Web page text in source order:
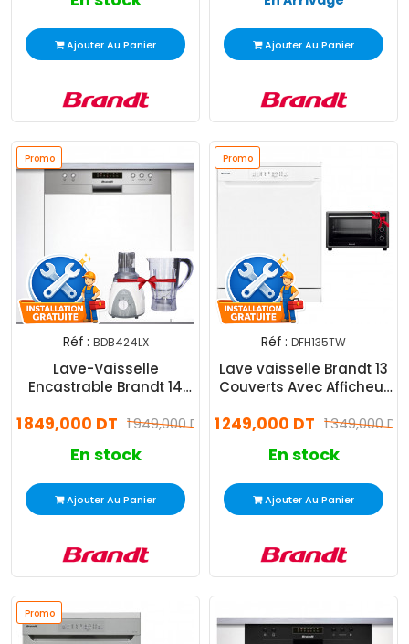
Ajouter Au Panier Ajouter Au Panier
Promo
Réf : BDB424LX
Lave-Vaisselle
Encastrable Brandt 14
(BDB424LX)1 949,000 DT
1 849,000 DT
En stock
Ajouter Au Panier
Promo
Réf : DFH135TW
Lave vaisselle Brandt 13
Couverts Avec Afficheur
1 349,000 DT
1 249,000 DT
En stock
Ajouter Au Panier
Promo